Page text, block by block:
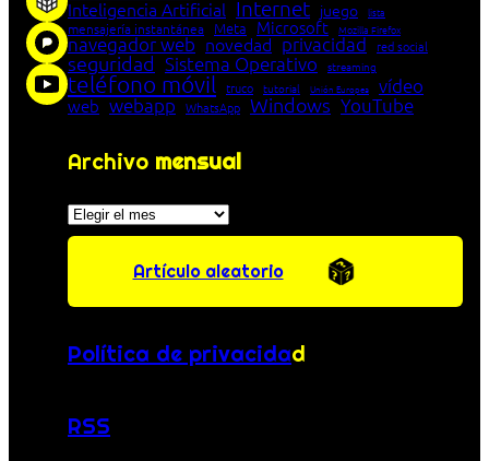
Inteligencia Artificial Internet juego lista
mensajería instantánea Meta Microsoft Mozilla Firefox
navegador web novedad privacidad red social
seguridad Sistema Operativo streaming
teléfono móvil truco tutorial Unión Europea vídeo
web webapp WhatsApp Windows YouTube
Archivo mensual
Archivos
Artículo aleatorio
Política de privacidad
RSS